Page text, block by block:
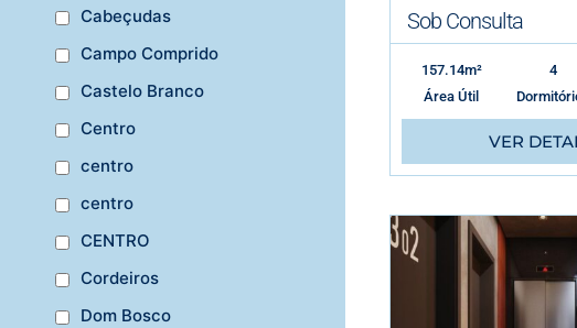
Cabeçudas
Campo Comprido
Castelo Branco
Centro
centro
centro
CENTRO
Cordeiros
Dom Bosco
Sob Consulta
157.14m²
Área Útil
4
VER